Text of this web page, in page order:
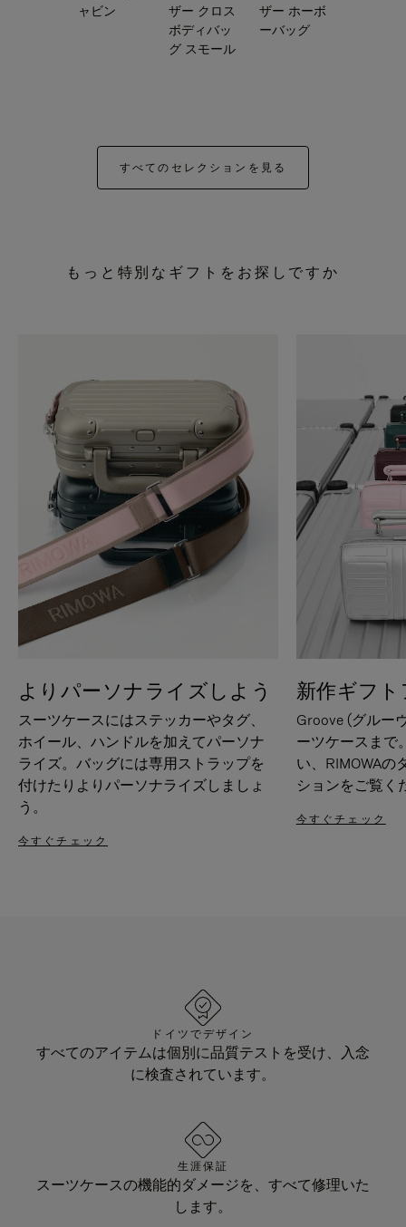
ャビン
ザー クロス
ボディバッ
グ スモール
ザー ホーボ
ーバッグ
すべてのセレクションを見る
もっと特別なギフトをお探しですか
よりパーソナライズしよう
スーツケースにはステッカーやタグ、
ホイール、ハンドルを加えてパーソナ
ライズ。バッグには専用ストラップを
付けたりよりパーソナライズしましょ
う。
今すぐチェック
新作ギフ
Groove (グルー
ーツケースまで
い、RIMOWAの
ションをご覧く
今すぐチェック
ドイツでデザイン
すべてのアイテムは個別に品質テストを受け、入念
に検査されています。
生涯保証
スーツケースの機能的ダメージを、すべて修理いた
します。